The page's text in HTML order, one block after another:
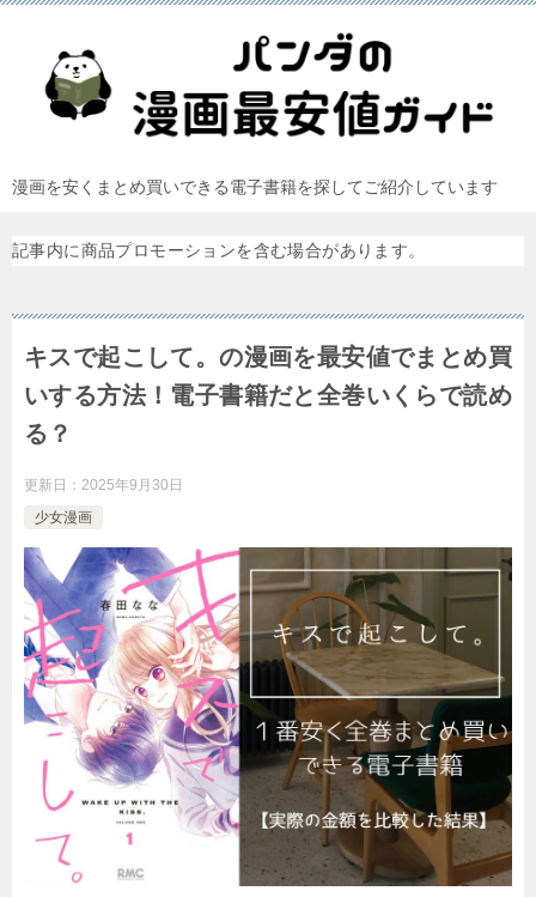
漫画を安くまとめ買いできる電子書籍を探してご紹介しています
記事内に商品プロモーションを含む場合があります。
キスで起こして。の漫画を最安値でまとめ買
いする方法！電子書籍だと全巻いくらで読め
る？
更新日： 2025年9月30日
少女漫画